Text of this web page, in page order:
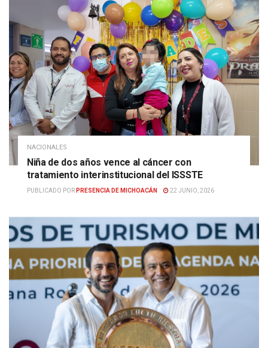
NACIONALES
Niña de dos años vence al cáncer con
tratamiento interinstitucional del ISSSTE
PUBLICADO POR PRESENCIA DE MICHOACÁN 22 JUNIO, 2026